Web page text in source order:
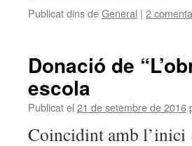
Publicat dins deGeneral | 2
Donació de
escola
Publicat el 21 de setembre de 2016
Coincidint amb l’inici